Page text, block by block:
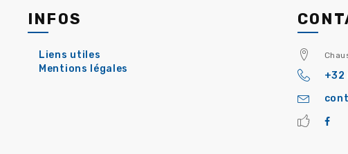
INFOS
Liens utiles
Mentions légales